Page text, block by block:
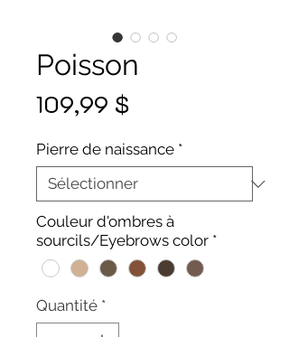
Poisson
109,99 $Prix
Pierre de naissance *
Couleur d'ombres à
sourcils/Eyebrows color *
Quantité *